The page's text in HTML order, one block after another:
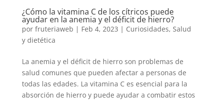
¿Cómo la vitamina C de los cítricos puede
ayudar en la anemia y el déficit de hierro?
por fruteriaweb | Feb 4, 2023 | Curiosidades, Salud
y dietética
La anemia y el déficit de hierro son problemas de
salud comunes que pueden afectar a personas de
todas las edades. La vitamina C es esencial para la
absorción de hierro y puede ayudar a combatir estos